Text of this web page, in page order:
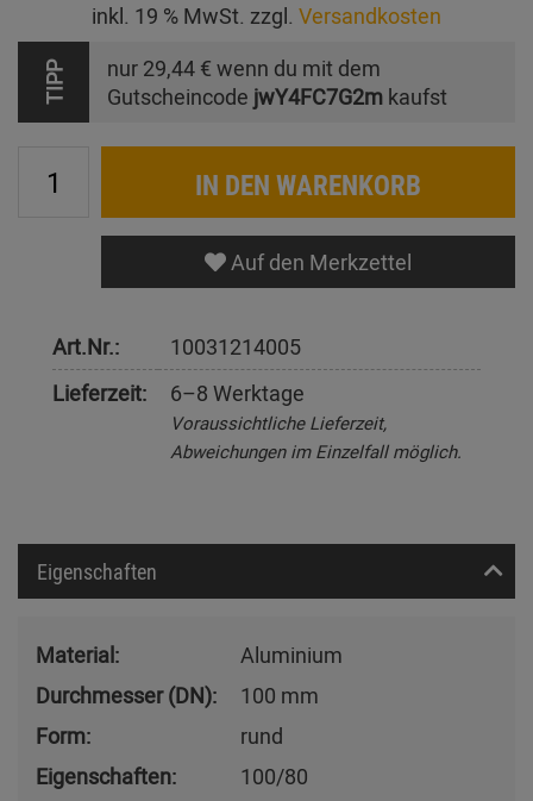
inkl. 19 % MwSt. zzgl. Versandkosten
TIPP nur 29,44 € wenn du mit dem
Gutscheincode jwY4FC7G2m kaufst
IN DEN WARENKORB
Auf den Merkzettel
Art.Nr.:
10031214005
Lieferzeit:
6–8 Werktage
Voraussichtliche Lieferzeit,
Abweichungen im Einzelfall möglich.
Eigenschaften
Material:
Aluminium
Durchmesser (DN):
100 mm
Form:
rund
Eigenschaften:
100/80